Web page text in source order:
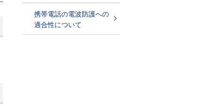
携帯電話の電波防護への
適合性について